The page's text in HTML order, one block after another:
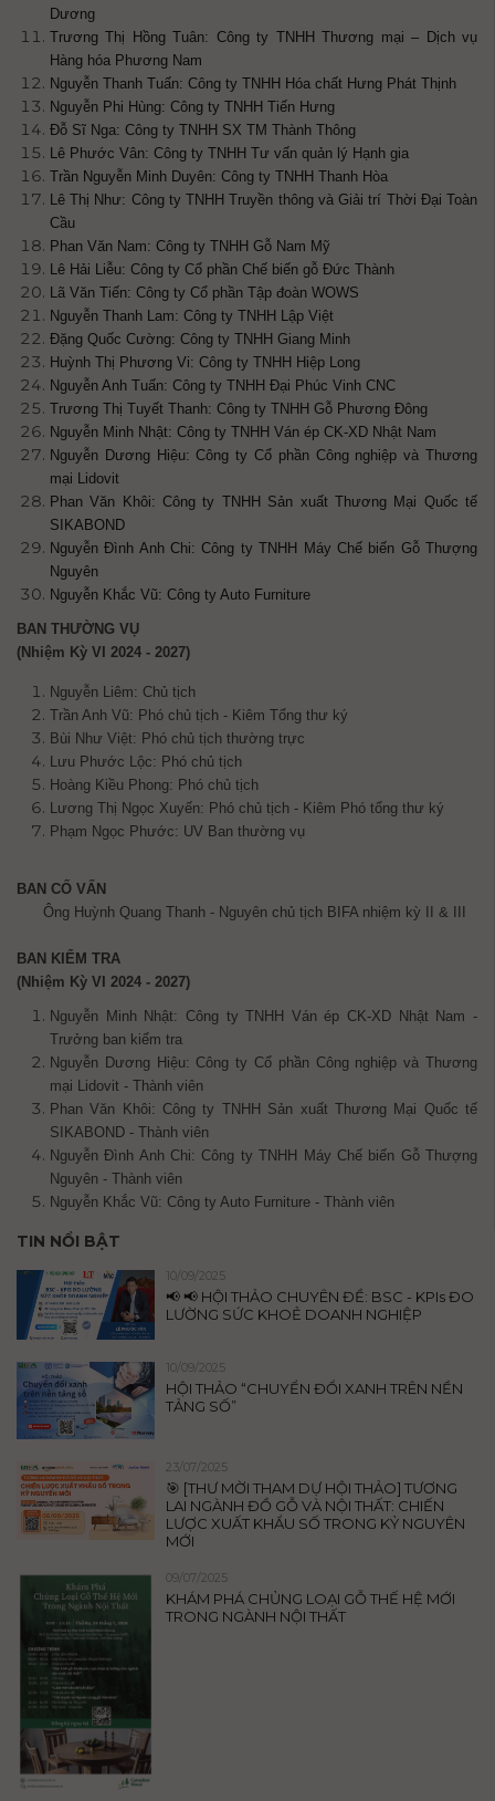
Dương
Trương Thị Hồng Tuân: Công ty TNHH Thương mại – Dịch vụ
Hàng hóa Phương Nam
Nguyễn Thanh Tuấn: Công ty TNHH Hóa chất Hưng Phát Thịnh
Nguyễn Phi Hùng: Công ty TNHH Tiến Hưng
Đỗ Sĩ Nga: Công ty TNHH SX TM Thành Thông
Lê Phước Vân: Công ty TNHH Tư vấn quản lý Hạnh gia
Trần Nguyễn Minh Duyên: Công ty TNHH Thanh Hòa
Lê Thị Như: Công ty TNHH Truyền thông và Giải trí Thời Đại Toàn
Cầu
Phan Văn Nam: Công ty TNHH Gỗ Nam Mỹ
Lê Hải Liễu: Công ty Cổ phần Chế biến gỗ Đức Thành
Lã Văn Tiến: Công ty Cổ phần Tập đoàn WOWS
Nguyễn Thanh Lam: Công ty TNHH Lập Việt
Đặng Quốc Cường: Công ty TNHH Giang Minh
Huỳnh Thị Phương Vi: Công ty TNHH Hiệp Long
Nguyễn Anh Tuấn: Công ty TNHH Đại Phúc Vinh CNC
Trương Thị Tuyết Thanh: Công ty TNHH Gỗ Phương Đông
Nguyễn Minh Nhật: Công ty TNHH Ván ép CK-XD Nhật Nam
Nguyễn Dương Hiệu: Công ty Cổ phần Công nghiệp và Thương
mại Lidovit
Phan Văn Khôi: Công ty TNHH Sản xuất Thương Mại Quốc tế
SIKABOND
Nguyễn Đình Anh Chi: Công ty TNHH Máy Chế biến Gỗ Thượng
Nguyên
Nguyễn Khắc Vũ: Công ty Auto Furniture
BAN THƯỜNG VỤ
(Nhiệm Kỳ VI 2024 - 2027)
Nguyễn Liêm: Chủ tịch
Trần Anh Vũ: Phó chủ tịch - Kiêm Tổng thư ký
Bùi Như Việt: Phó chủ tịch thường trực
Lưu Phước Lộc: Phó chủ tịch
Hoàng Kiều Phong: Phó chủ tịch
Lương Thị Ngọc Xuyến: Phó chủ tịch - Kiêm Phó tổng thư ký
Phạm Ngọc Phước: UV Ban thường vụ
BAN CỐ VẤN
Ông Huỳnh Quang Thanh - Nguyên chủ tịch BIFA nhiệm kỳ II & III
BAN KIỂM TRA
(Nhiệm Kỳ VI 2024 - 2027)
Nguyễn Minh Nhật: Công ty TNHH Ván ép CK-XD Nhật Nam -
Trưởng ban kiểm tra
Nguyễn Dương Hiệu: Công ty Cổ phần Công nghiệp và Thương
mại Lidovit - Thành viên
Phan Văn Khôi: Công ty TNHH Sản xuất Thương Mại Quốc tế
SIKABOND - Thành viên
Nguyễn Đình Anh Chi: Công ty TNHH Máy Chế biến Gỗ Thượng
Nguyên - Thành viên
Nguyễn Khắc Vũ: Công ty Auto Furniture - Thành viên
TIN NỔI BẬT
10/09/2025
📢 📢 HỘI THẢO CHUYÊN ĐỀ: BSC - KPIs ĐO
LƯỜNG SỨC KHOẺ DOANH NGHIỆP
10/09/2025
HỘI THẢO “CHUYỂN ĐỔI XANH TRÊN NỀN
TẢNG SỐ”
23/07/2025
🎯 [THƯ MỜI THAM DỰ HỘI THẢO] TƯƠNG
LAI NGÀNH ĐỒ GỖ VÀ NỘI THẤT: CHIẾN
LƯỢC XUẤT KHẨU SỐ TRONG KỶ NGUYÊN
MỚI
09/07/2025
KHÁM PHÁ CHỦNG LOẠI GỖ THẾ HỆ MỚI
TRONG NGÀNH NỘI THẤT